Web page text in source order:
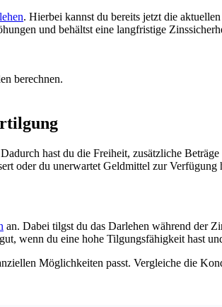
. Hierbei kannst du bereits jetzt die
und behältst eine langfristige
berechnen.
hast du die Freiheit, zusätzliche
oder du unerwartet Geldmittel zur Verfügung
an. Dabei tilgst du das Darlehen während der
wenn du eine hohe Tilgungsfähigkeit hast
Möglichkeiten passt. Vergleiche die